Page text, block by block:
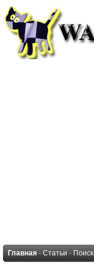
Главная · Статьи · Поиск